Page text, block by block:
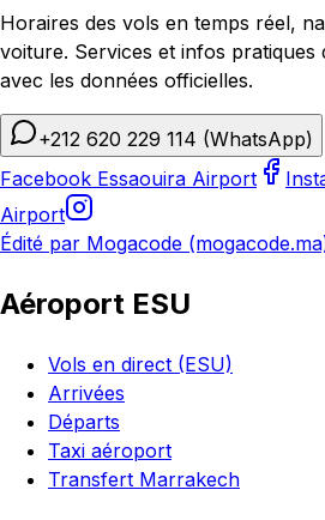
Horaires des vols en temps réel,
voiture. Services et infos
avec les données officielles.
+212 620 229 114 (WhatsApp)
Facebook Essaouira Airport
Airport
Édité par Mogacode
Aéroport ESU
Vols en direct (ESU)
Arrivées
Départs
Taxi aéroport
Transfert Marrakech